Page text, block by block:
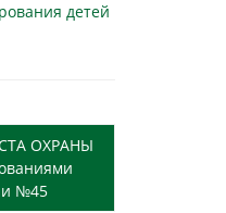
детей
ОХРАНЫ
№45